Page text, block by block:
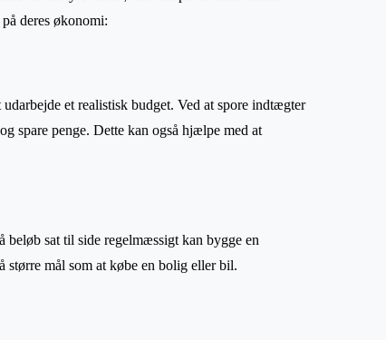
deres økonomi:
et realistisk budget. Ved at spore indtægter
spare penge. Dette kan også hjælpe med at
beløb sat til side regelmæssigt kan bygge en
mål som at købe en bolig eller bil.